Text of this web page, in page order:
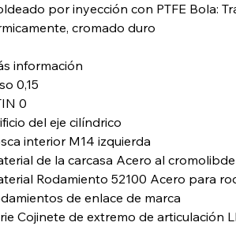
por inyección con PTFE Bola:
cromado duro
información
0,15
0
del eje cilíndrico
interior M14 izquierda
de la carcasa Acero al
Rodamiento 52100 Acero para
de enlace de marca
Cojinete de extremo de articulación